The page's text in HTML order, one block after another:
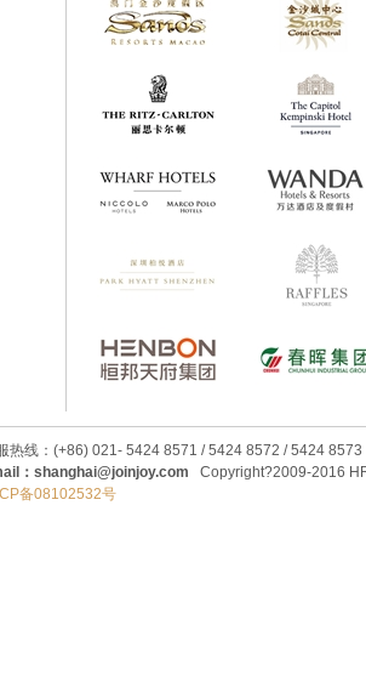
热线：(+86) 021- 5424 8571 / 5424 8572 / 5424 8573
：shanghai@joinjoy.com Copyright?2009-2016
备08102532号